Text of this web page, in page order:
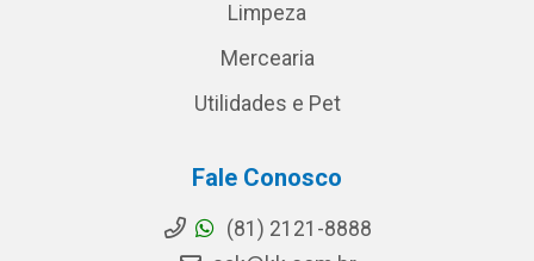
Limpeza
Mercearia
Utilidades e Pet
Fale Conosco
(81) 2121-8888